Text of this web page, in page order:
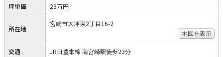
坪単価 23万円
所在地
宮崎市大坪東2丁目16-2
地図を表示
交通 JR日豊本線 南宮崎駅徒歩23分